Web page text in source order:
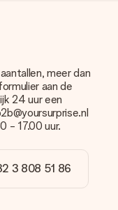
iDeal, Paypal,
bij handmatige
levertijd van je
meer dan
aan de
24 uur een
- 17.00 uur.
3 808 51 86